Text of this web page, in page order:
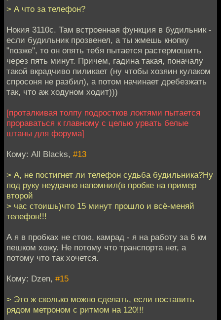
> А что за телефон?
Нокия 3110с. Там встроенная функция в будильник -
если будильник прозвенел, а ты жмешь кнопку
"позже", то он опять тебя пытается растермошить
через пять минут. Причем, гадина такая, поначалу
такой вкрадчиво пиликает (ну чтобы хозяин кулаком
спросоня не разбил), а потом начинает дребезжать
так, что аж ходуном ходит)))
[проталкивая толпу подростков локтями пытается
прораваться к главному с целью урвать белые
штаны для форума]
Кому: All Blacks, #13
> А, не постигнет ли телефон судьба будильника?Ну
под руку неудачно напомнил(в пробке на пример
второй
> час стоишь)что 15 минут прошло и всё-меняй
телефон!!!
А я в пробках не стою, камрад - я на работу за 6 км
пешком хожу. Не потому что транспорта нет, а
потому что так хочется.
Кому: Dzen, #15
> Это ж сколько можно сделать, если поставить
рядом метроном с ритмом на 120!!!